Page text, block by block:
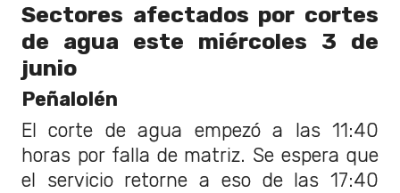
Sectores afectados por cortes
de agua este miércoles 3 de
junio
Peñalolén
El corte de agua empezó a las 11:40
horas por falla de matriz. Se espera que
el servicio retorne a eso de las 17:40